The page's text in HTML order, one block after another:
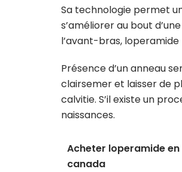
Sa technologie permet
s’améliorer au bout
l’avant-bras,
Présence d’un anneau
clairsemer et laisser de
calvitie. S’il existe un
naissances.
Acheter loperamide en
canada